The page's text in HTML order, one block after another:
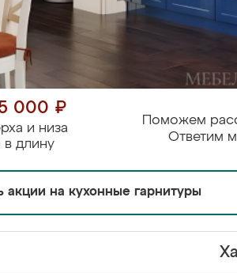
000 ₽
и низа
в длину
Поможем
Ответим
акции на кухонные гарнитуры